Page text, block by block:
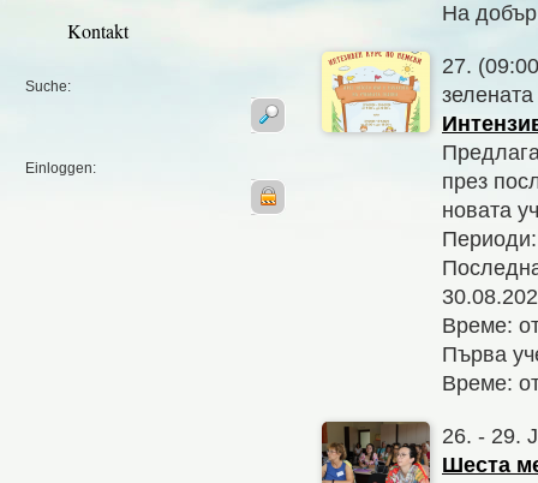
Kontakt
Suche:
Einloggen:
На
27.
през
новата
Периоди:
Време:
Първа
Време:
26. - 29.
Шеста